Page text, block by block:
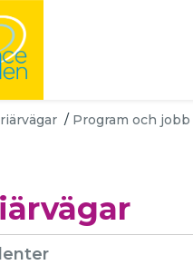
/ Program och jobb